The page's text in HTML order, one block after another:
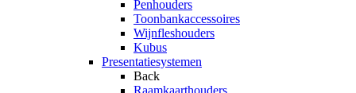
Penhouders
Toonbankaccessoires
Wijnfleshouders
Kubus
Presentatiesystemen
Back
Raamkaarthouders